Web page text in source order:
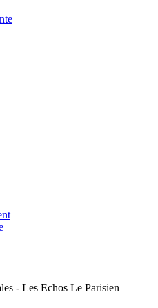
- Les Echos Le Parisien